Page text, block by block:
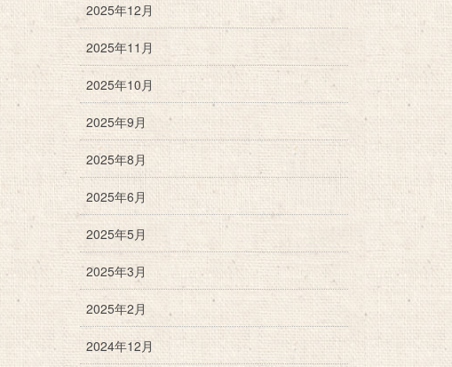
2025年12月
2025年11月
2025年10月
2025年9月
2025年8月
2025年6月
2025年5月
2025年3月
2025年2月
2024年12月